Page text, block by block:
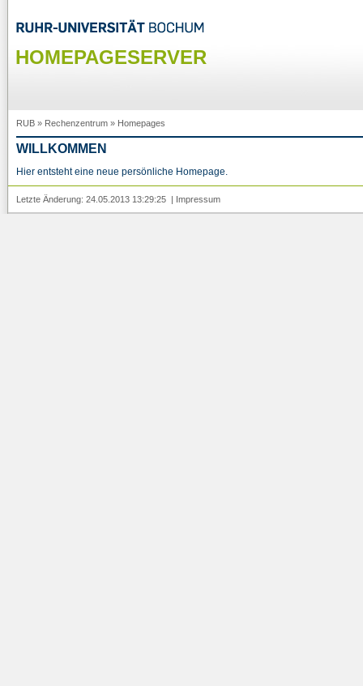
HOMEPAGESERVER
RUB » Rechenzentrum » Homepages
WILLKOMMEN
Hier entsteht eine neue persönliche Homepage.
Letzte Änderung: 24.05.2013 13:29:25 | Impressum